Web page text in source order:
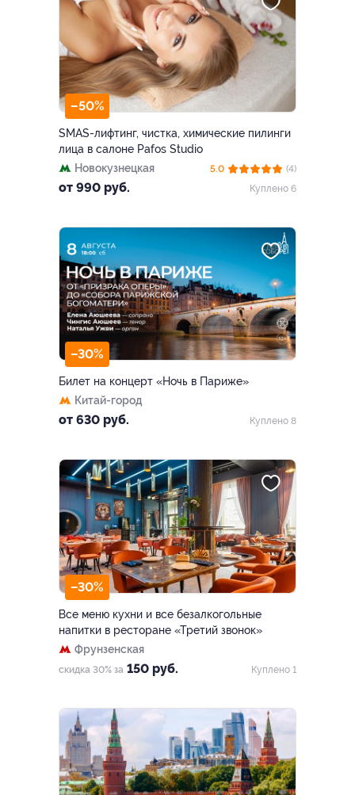
–50%
SMAS-лифтинг, чистка, химические пилинги
лица в салоне Pafos Studio
Новокузнецкая
от 990 руб.
5.0
(4)
Куплено 6
–30%
Билет на концерт «Ночь в Париже»
Китай-город
от 630 руб. Куплено 8
–30%
Все меню кухни и все безалкогольные
напитки в ресторане «Третий звонок»
Фрунзенская
скидка 30% за 150 руб. Куплено 1